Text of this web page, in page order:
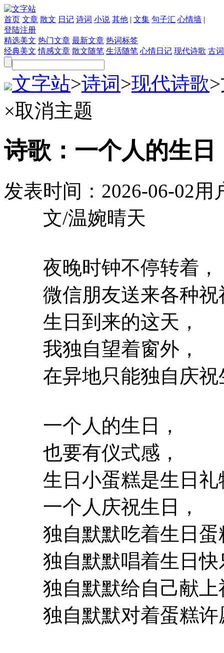
首页 文章 散文 日记 诗词 小说 其他 | 文集 句子汇 心情墙 |
登陆注册
精选美文 热门文章 最新文章 热词标签
经典美文 情感文章 散文随笔 生活随笔 心情日记 现代诗歌 古
文字站>诗词>现代诗歌>
×取消主题
诗歌：一个人的生日
发表时间： 2026-06-02用
文/温婉晴天
夜晚时钟不停转着，
微信朋友送来各种祝
生日到来的这天，
我独自望着窗外，
在异地只能独自庆祝
一个人的生日，
也要有仪式感，
生日小蛋糕是生日礼
一个人庆祝生日，
独自默默吃着生日蛋
独自默默唱着生日快
独自默默给自己献上
独自默默对着蛋糕许